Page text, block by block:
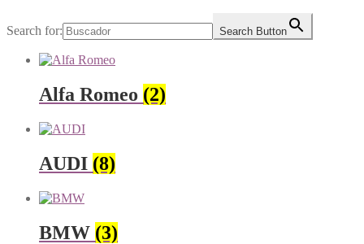
Search for: Search Button
Alfa Romeo (2)
AUDI (8)
BMW (3)